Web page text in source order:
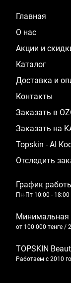
Главная
О нас
Акции и
Каталог
Доставка и
Контакты
Заказать в
Заказать на
Topskin - AI
Отследить
График
Пн-Пт 10:00 -
Минимальная
от 100 000 тенге /
TOPSKIN
Работаем с 2010